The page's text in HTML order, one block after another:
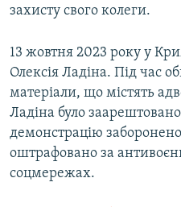
захисту свого колеги.
13 жовтня 2023 року у
Олексія Ладіна. Під час
матеріали, що містять
Ладіна було
демонстрацію
оштрафовано за
соцмережах.